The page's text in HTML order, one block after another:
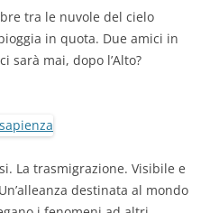
tra le nuvole del cielo
in quota. Due amici in
sarà mai, dopo l’Alto?
La trasmigrazione. Visibile e
destinata al mondo